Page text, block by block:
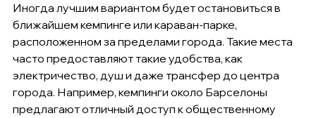
Иногда лучшим вариантом будет остановиться в
ближайшем кемпинге или караван-парке,
расположенном за пределами города. Такие места
часто предоставляют такие удобства, как
электричество, душ и даже трансфер до центра
города. Например, кемпинги около Барселоны
предлагают отличный доступ к общественному